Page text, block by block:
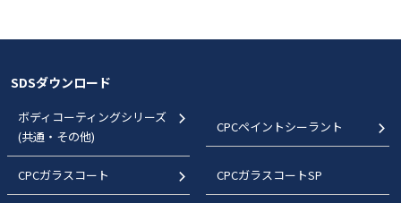
SDSダウンロード
ボディコーティングシリーズ
(共通・その他)
CPCペイントシーラント
CPCガラスコート CPCガラスコートSP